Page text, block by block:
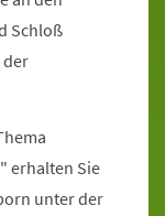
Schloß
der
erhalten Sie
unter der